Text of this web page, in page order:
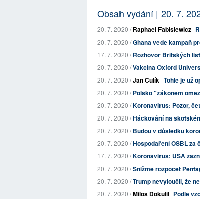
Obsah vydání | 20. 7.
20. 7. 2020 /Raphael Fabisiewicz
20. 7. 2020 /Ghana vede kampaň
17. 7. 2020 /Rozhovor Britských
20. 7. 2020 /Vakcína Oxford
20. 7. 2020 /Jan Čulík Tohle je už
20. 7. 2020 /Polsko "zákonem
20. 7. 2020 /Koronavirus: Pozor,
20. 7. 2020 /Háčkování na
20. 7. 2020 /Budou v důsledku
20. 7. 2020 /Hospodaření OSBL za
17. 7. 2020 /Koronavirus: USA
20. 7. 2020 /Snižme rozpočet
20. 7. 2020 /Trump nevyloučil, že
20. 7. 2020 /Miloš Dokulil Podle